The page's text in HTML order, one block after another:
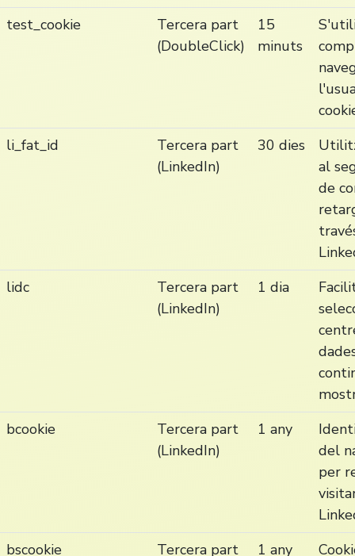
test_cookie
Tercera part
(DoubleClick)
15
minuts
li_fat_id
Tercera part
(LinkedIn)
30 dies
al
de
lidc
Tercera part
(LinkedIn)
1 dia
bcookie
Tercera part
(LinkedIn)
1 any
del
per
bscookie
Tercera part
1 any